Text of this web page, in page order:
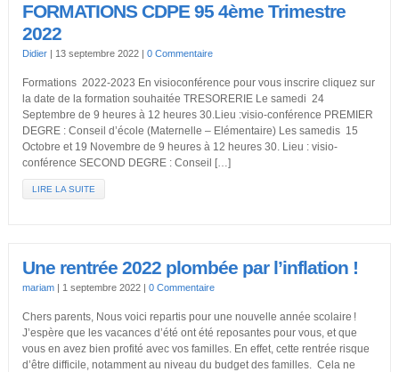
FORMATIONS CDPE 95 4ème Trimestre
2022
Didier| 13 septembre 2022 | 0 Commentaire
Formations 2022-2023 En visioconférence pour vous inscrire cliquez sur
la date de la formation souhaitée TRESORERIE Le samedi 24
Septembre de 9 heures à 12 heures 30.Lieu :visio-conférence PREMIER
DEGRE : Conseil d’école (Maternelle – Elémentaire) Les samedis 15
Octobre et 19 Novembre de 9 heures à 12 heures 30. Lieu : visio-
conférence SECOND DEGRE : Conseil […]
LIRE LA SUITE
Une rentrée 2022 plombée par l’inflation !
mariam| 1 septembre 2022 | 0 Commentaire
Chers parents, Nous voici repartis pour une nouvelle année scolaire !
J’espère que les vacances d’été ont été reposantes pour vous, et que
vous en avez bien profité avec vos familles. En effet, cette rentrée risque
d’être difficile, notamment au niveau du budget des familles. Cela ne